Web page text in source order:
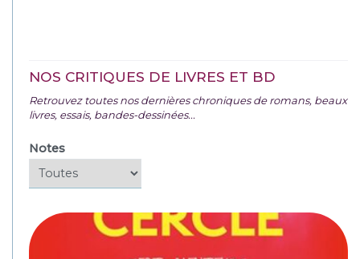
NOS CRITIQUES DE LIVRES ET BD
Retrouvez toutes nos dernières chroniques de romans, beaux
livres, essais, bandes-dessinées...
Notes